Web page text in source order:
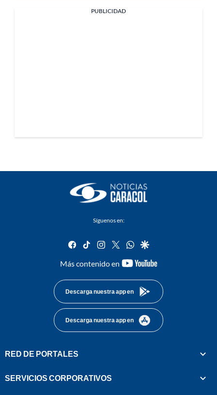
PUBLICIDAD
Síguenos en:
facebook
tiktok instagram
twitterwhatsapp
google
Más contenido en
youtube-
Descarga nuestra app en
Descarga nuestra app en
RED DE PORTALES
SERVICIOS CORPORATIVOS